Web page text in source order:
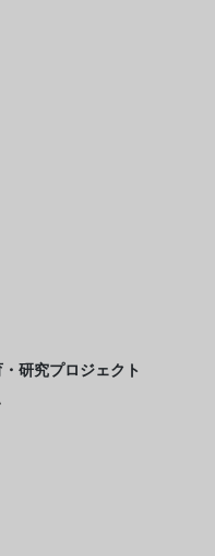
研究プロジェクト